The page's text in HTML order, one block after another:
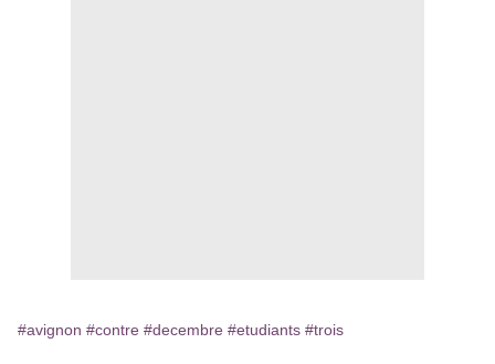
#avignon #contre #decembre #etudiants #trois